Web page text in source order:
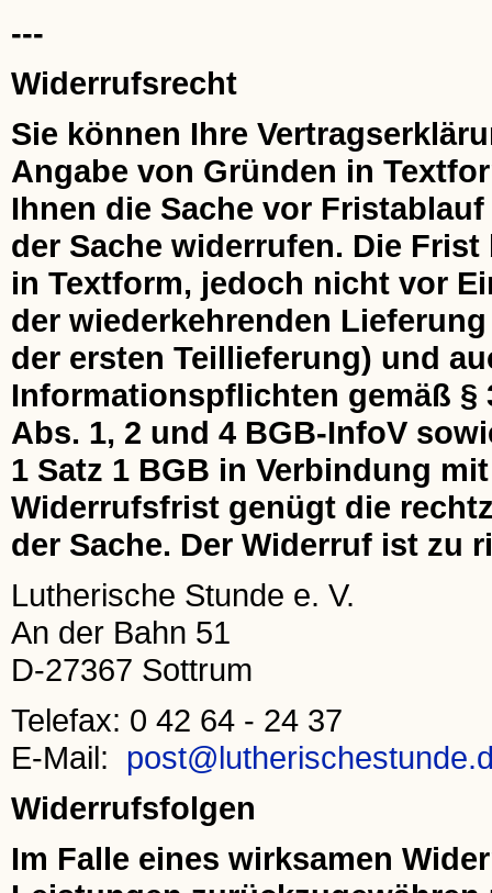
---
Widerrufsrecht
Sie können Ihre
Angabe von Gründen in
Ihnen die Sache vor
der Sache widerrufen. Die
in Textform, jedoch nicht vor
der wiederkehrenden
der ersten Teillieferung) und
Informationspflichten gemäß §
Abs. 1, 2 und 4 BGB-InfoV
1 Satz 1 BGB in Verbindung
Widerrufsfrist genügt die
der Sache. Der Widerruf ist zu
Lutherische Stunde e. V.
An der Bahn 51
D-27367 Sottrum
Telefax: 0 42 64 - 24 37
E-Mail:
Widerrufsfolgen
Im Falle eines wirksamen